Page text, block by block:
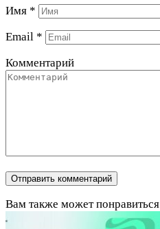
Имя *
Email *
Комментарий
Вам также может понравиться